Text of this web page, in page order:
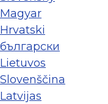
Magyar
Hrvatski
български
Lietuvos
Slovenščina
Latvijas